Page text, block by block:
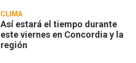
CLIMA
Así estará el tiempo durante
este viernes en Concordia y la
región